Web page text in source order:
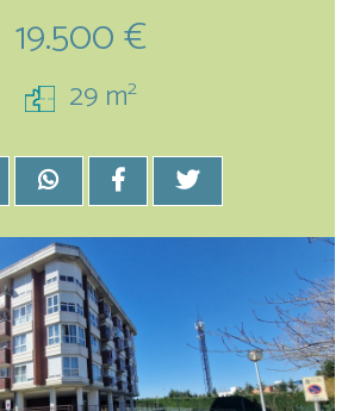
19.500 €
29 m2